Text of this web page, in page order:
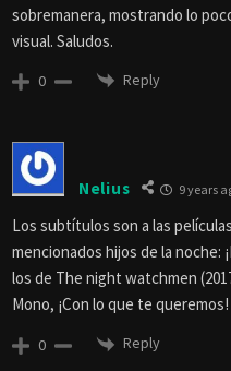
sobremanera, mostrando lo
visual. Saludos.
0 Reply
Nelius 9 years
Los subtítulos son a las
mencionados hijos de la noche:
los de The night watchmen
Mono, ¡Con lo que te
0 Reply